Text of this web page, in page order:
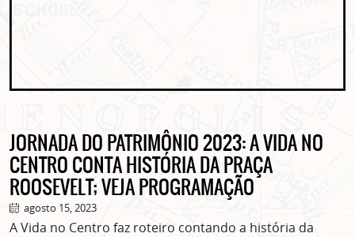
JORNADA DO PATRIMÔNIO 2023: A VIDA NO
CENTRO CONTA HISTÓRIA DA PRAÇA
ROOSEVELT; VEJA PROGRAMAÇÃO
agosto 15, 2023
A Vida no Centro faz roteiro contando a história da